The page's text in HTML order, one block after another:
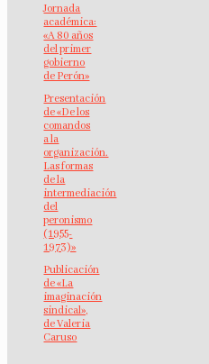
Jornada
académica:
«A 80 años
del primer
gobierno
de Perón»
Presentación
de «De los
comandos
a la
organización.
Las formas
de la
intermediación
del
peronismo
(1955-
1973)»
Publicación
de «La
imaginación
sindical»,
de Valeria
Caruso